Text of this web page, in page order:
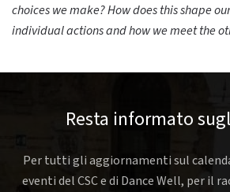
choices we make? How does this shape
individual actions and how we meet the
Resta informato
Per tutti gli aggiornamenti sul
eventi del CSC e di Dance Well, per il